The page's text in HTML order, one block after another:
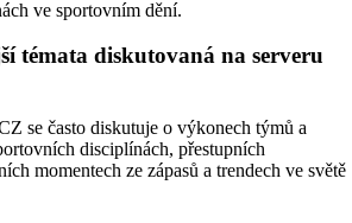
ve sportovním dění.
témata diskutovaná na serveru
se často diskutuje o výkonech týmů a
disciplínách, přestupních
momentech ze zápasů a trendech ve světě